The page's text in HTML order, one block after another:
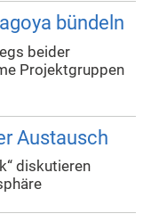
bündeln
beider
Projektgruppen
Austausch
diskutieren